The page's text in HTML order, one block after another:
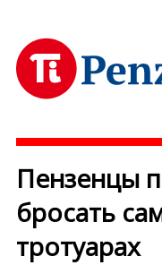
Пензенцы
бросать
тротуарах